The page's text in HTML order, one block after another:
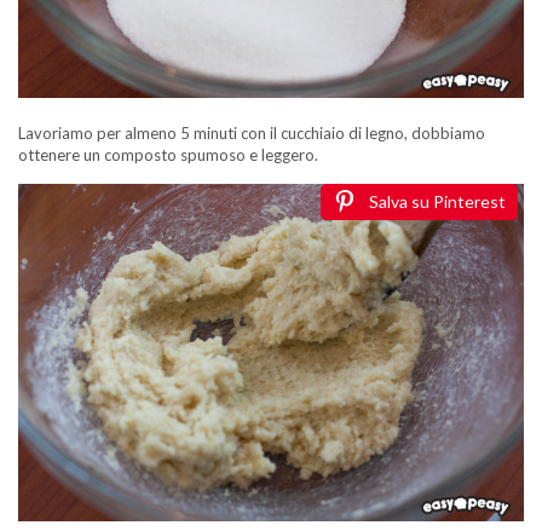
Lavoriamo per almeno 5 minuti con il cucchiaio di legno, dobbiamo
ottenere un composto spumoso e leggero.
Salva su Pinterest